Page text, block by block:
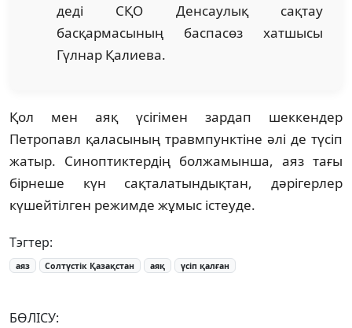
деді СҚО Денсаулық сақтау
басқармасының баспасөз хатшысы
Гүлнар Қалиева.
Қол мен аяқ үсігімен зардап шеккендер
Петропавл қаласының травмпунктіне әлі де түсіп
жатыр. Синоптиктердің болжамынша, аяз тағы
бірнеше күн сақталатындықтан, дәрігерлер
күшейтілген режимде жұмыс істеуде.
Тэгтер:
аяз Солтүстік Қазақстан аяқ үсіп қалған
БӨЛІСУ: